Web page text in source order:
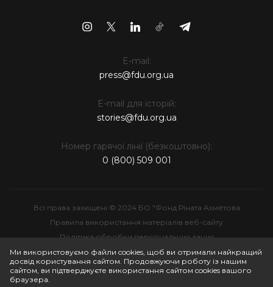
E-mail:
press@fdu.org.ua
E-mail для історій:
stories@fdu.org.ua
Номер гарячої лінії (безкоштовно):
0 (800) 509 001
Всі права захищені © 2024 БО "Фонд Ріната Ахметова
Правила використання матеріалів веб-сайту
Політика обробки персональних даних
Інтелектуальна власність
Ми використовуємо файли cookies, щоб ви отримали найкращий
досвід користування сайтом. Продовжуючи роботу із нашим
сайтом, ви підтверджуєте використання сайтом cookies вашого
браузера.